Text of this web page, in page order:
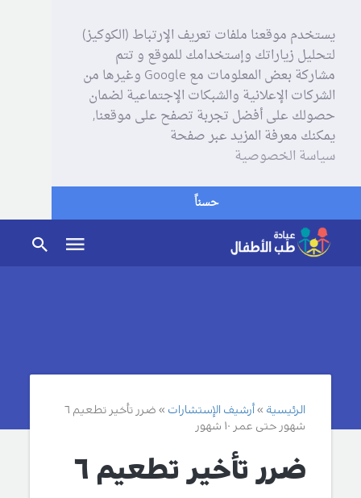
يستخدم موقعنا ملفات تعريف الإرتباط (الكوكيز)
لتحليل زياراتك وإستخدامك للموقع و تتم
مشاركة بعض المعلومات مع Google وغيرها من
الشركات الإعلانية والشبكات الإجتماعية لضمان
حصولك على أفضل تجربة تصفح على موقعنا,
يمكنك معرفة المزيد عبر صفحة
سياسة الخصوصية
حسناً
الرئيسية أرشيف الإستشارات
ضرر تأخير تطعيم ٦
شهور حتى عمر ١٠ شهور
ضرر تأخير تطعيم ٦